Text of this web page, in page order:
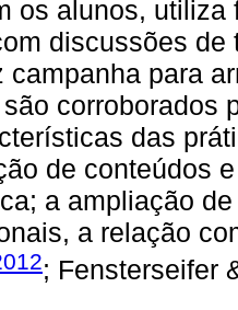
os alunos,
discussões
campanha para
corroborados
das
de conteúdos
a ampliação
a relação
; Fensterseifer